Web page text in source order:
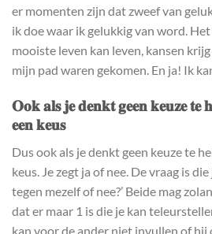
er momenten zijn dat zweef van
ik doe waar ik gelukkig van word.
mooiste leven kan leven, kansen
mijn pad waren gekomen. En ja! Ik
𝐎𝐨𝐤 𝐚𝐥𝐬 𝐣𝐞 𝐝𝐞𝐧𝐤𝐭 𝐠𝐞𝐞𝐧 𝐤𝐞𝐮𝐳𝐞 𝐭𝐞
𝐞𝐞𝐧 𝐤𝐞𝐮𝐬
Dus ook als je denkt geen keuze te
keus. Je zegt ja of nee. De vraag is
tegen mezelf of nee?’ Beide mag
dat er maar 1 is die je kan
kan voor de ander niet invullen of hij